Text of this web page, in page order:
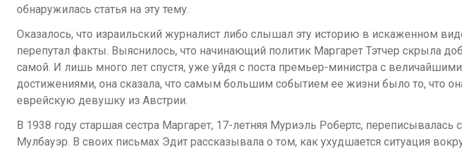
обнаружилась статья на эту тему.
Оказалось, что израильский журналист либо слышал эту историю в искаженном
перепутал факты. Выяснилось, что начинающий политик Маргарет Тэтчер скрыла
самой. И лишь много лет спустя, уже уйдя с поста премьер-министра с
достижениями, она сказала, что самым большим событием ее жизни было то, что
еврейскую девушку из Австрии.
В 1938 году старшая сестра Маргарет, 17-летняя Муриэль Робертс, переписывалась
Мулбауэр. В своих письмах Эдит рассказывала о том, как ухудшается ситуация